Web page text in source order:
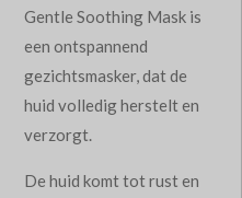
Gentle Soothing Mask is
een ontspannend
gezichtsmasker, dat de
huid volledig herstelt en
verzorgt.
De huid komt tot rust en